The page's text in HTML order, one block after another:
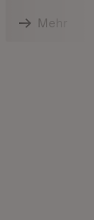
Mehr